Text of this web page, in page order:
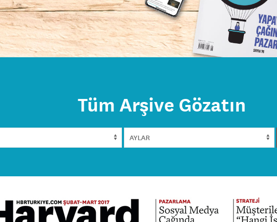
Tüm Arşive Gözatın